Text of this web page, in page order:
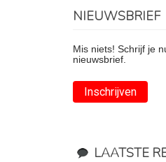
NIEUWSBRIEF
Mis niets! Schrijf je
nieuwsbrief.
Inschrijven
LAATSTE